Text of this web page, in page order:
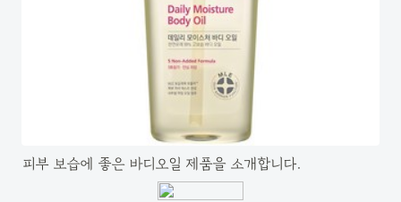
피부 보습에 좋은 바디오일 제품을 소개합니다.